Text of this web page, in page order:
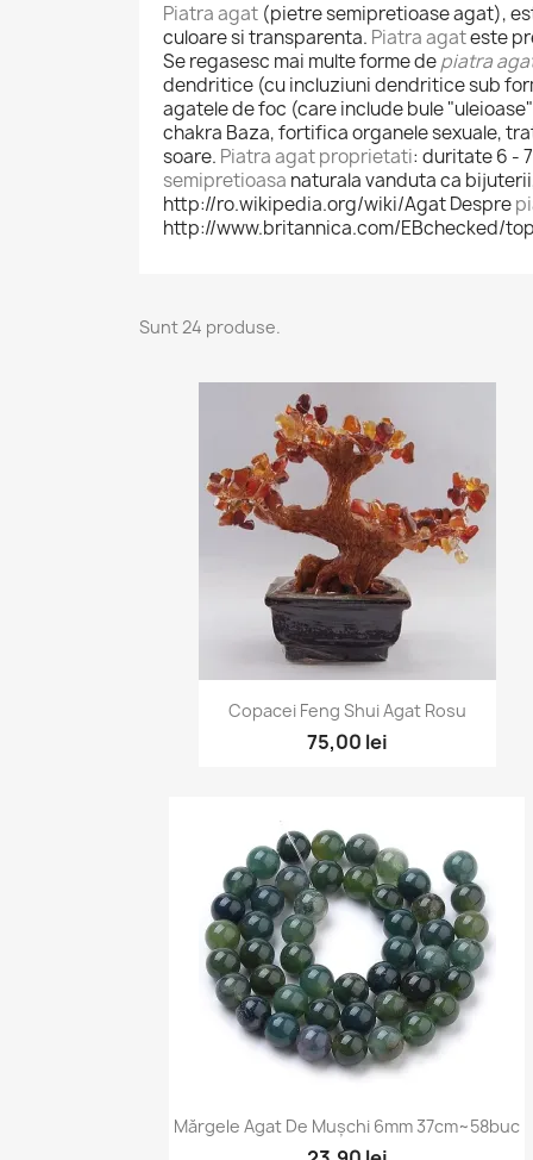
Piatra agat (pietre semipretioase agat),
culoare si transparenta. Piatra agateste
Se regasesc mai multe forme depiatra
dendritice (cu incluziuni dendritice sub
agatele de foc (care include bule
chakra Baza, fortifica organele sexuale,
soare. Piatra agat proprietati: duritate 6 -
semipretioasa naturala vanduta ca
http://ro.wikipedia.org/wiki/Agat Despre
http://www.britannica.com/EBchecked/
Sunt 24 produse.
Vizualizare rapidă
Copacei Feng Shui Agat Rosu
75,00 lei
Vizualizare rapidă
Mărgele Agat De Mușchi 6mm 37cm~58buc